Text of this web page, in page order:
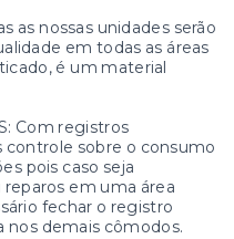
as nossas unidades serão
em todas as áreas
é um material
Com registros
sobre o consumo
pois caso seja
em uma área
fechar o registro
nos demais cômodos.